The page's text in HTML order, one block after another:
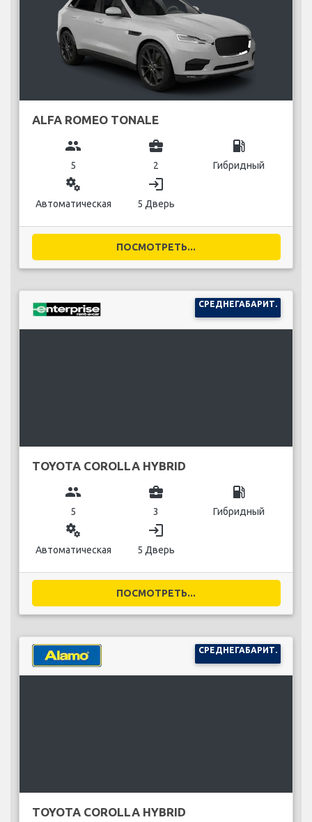
ALFA ROMEO TONALE
group
5
business_center
2
local_gas_station
Гибридный
miscellaneous_services
Автоматическая
login
5 Дверь
ПОСМОТРЕТЬ...
СРЕДНЕГАБАРИТ.
TOYOTA COROLLA HYBRID
group
5
business_center
3
local_gas_station
Гибридный
miscellaneous_services
Автоматическая
login
5 Дверь
ПОСМОТРЕТЬ...
СРЕДНЕГАБАРИТ.
TOYOTA COROLLA HYBRID